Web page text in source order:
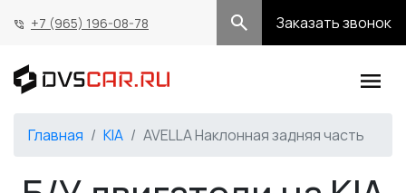
+7 (965) 196-08-78 Заказать звонок
Главная KIA AVELLA Наклонная задняя часть